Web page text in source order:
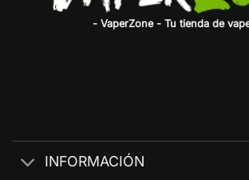
- VaperZone - Tu tienda de
INFORMACIÓN